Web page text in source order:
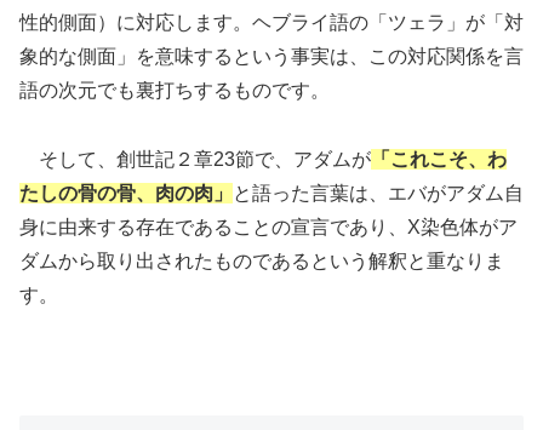
性的側面）に対応します。ヘブライ語の「ツェラ」が「対
象的な側面」を意味するという事実は、この対応関係を言
語の次元でも裏打ちするものです。
そして、創世記２章23節で、アダムが 「これこそ、わ
たしの骨の骨、肉の肉」
と語った言葉は、エバがアダム自
身に由来する存在であることの宣言であり、X染色体がア
ダムから取り出されたものであるという解釈と重なりま
す。